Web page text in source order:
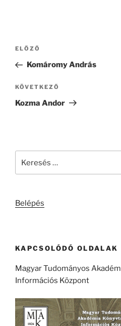
Bejegyzés
Korábbi
bejegyzés
ELŐZŐ
Komáromy András
Következő
bejegyzés
KÖVETKEZŐ
Kozma Andor
Belépés
KAPCSOLÓDÓ OLDALAK
Magyar Tudományos
Információs Központ